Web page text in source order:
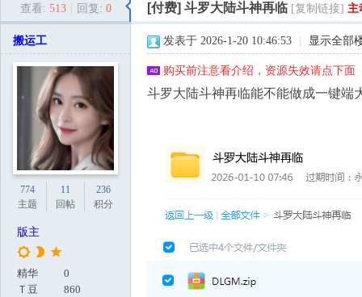
查看: 513 回复: 0 [付费] 斗罗大陆斗神再临 [复制链接] 主
搬运工
774
主题
11
回帖
236
积分
版主
精华
0
Ｔ豆
860
发表于 2026-1-20 10:46:53 显示全部
购买前注意看介绍，资源失效请点下
斗罗大陆斗神再临能不能做成一键端